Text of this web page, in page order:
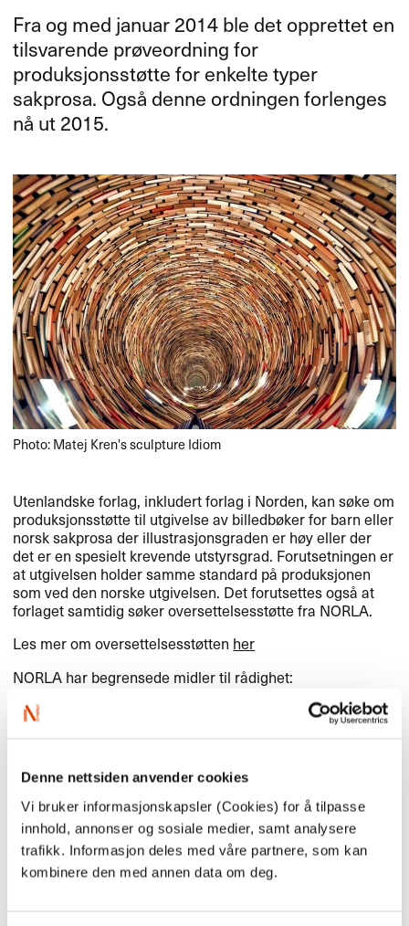
Denne nettsiden anvender cookies
Vi bruker informasjonskapsler (Cookies) for å tilpasse
innhold, annonser og sosiale medier, samt analysere
trafikk. Informasjon deles med våre partnere, som kan
kombinere den med annen data om deg.
Fra og med januar 2014 ble det opprettet en
tilsvarende prøveordning for
produksjonsstøtte for enkelte typer
sakprosa. Også denne ordningen forlenges
nå ut 2015.
Photo: Matej Kren's sculpture Idiom
Utenlandske forlag, inkludert forlag i Norden, kan søke om
produksjonsstøtte til utgivelse av billedbøker for barn eller
norsk sakprosa der illustrasjonsgraden er høy eller der
det er en spesielt krevende utstyrsgrad. Forutsetningen er
at utgivelsen holder samme standard på produksjonen
som ved den norske utgivelsen. Det forutsettes også at
forlaget samtidig søker oversettelsesstøtte fra NORLA.
Les mer om oversettelsesstøtten her
NORLA har begrensede midler til rådighet:
til 1000 Euro.
For illustrert sakprosa er det mulig å søke om støtte opp til
Søknadsfristene for produksjonsstøtte er de samme som
for oversettelsesstøtte:
For skjønnlitteratur: 1.4., 1.6. og 15.11.
For sakprosa: 1.2., 1.6. og 1.10.
Se all informasjon om NORLAs to prøveordninger for